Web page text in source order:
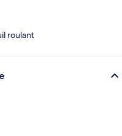
roulant